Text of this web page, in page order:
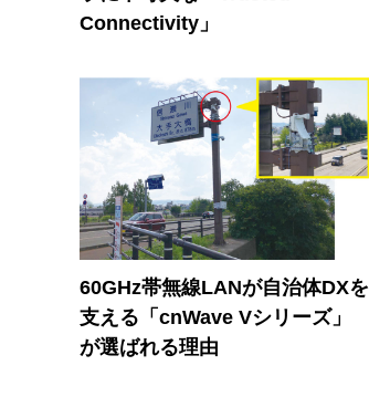
Connectivity」
60GHz帯無線LANが自治体DXを
支える「cnWave Vシリーズ」
が選ばれる理由